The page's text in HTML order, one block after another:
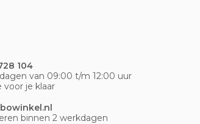
104
van 09:00 t/m 12:00 uur
voor je klaar
binnen 2 werkdagen